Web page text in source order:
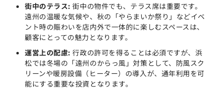
街中のテラス: 街中の物件でも、テラス席は重要です。
遠州の温暖な気候や、秋の「やらまいか祭り」などイベ
ント時の賑わいを店内外で一体的に楽しむスペースは、
顧客にとっての魅力となります。
運営上の配慮: 行政の許可を得ることは必須ですが、浜
松では冬場の「遠州のからっ風」対策として、防風スク
リーンや暖房設備（ヒーター）の導入が、通年利用を可
能にする重要な投資となります。